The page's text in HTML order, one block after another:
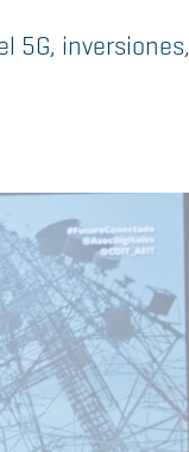
5G, inversiones,